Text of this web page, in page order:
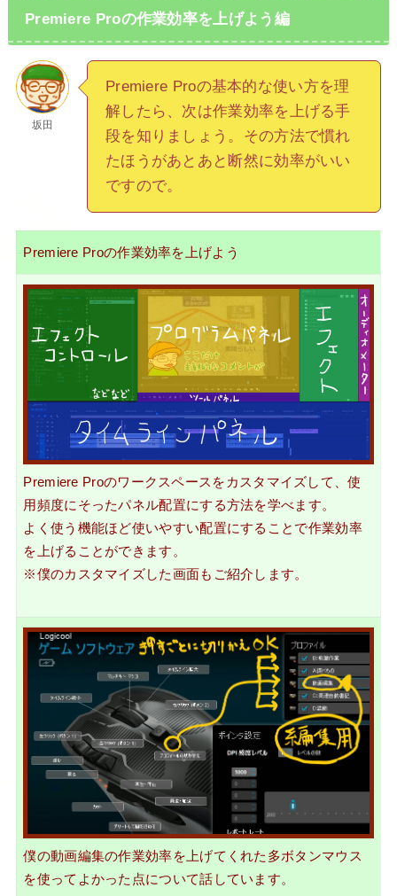
Premiere Proの作業効率を上げよう編
坂田
Premiere Proの基本的な使い方を理
解したら、次は作業効率を上げる手
段を知りましょう。その方法で慣れ
たほうがあとあと断然に効率がいい
ですので。
Premiere Proの作業効率を上げよう
Premiere Proのワークスペースをカスタマイズして、使
用頻度にそったパネル配置にする方法を学べます。
よく使う機能ほど使いやすい配置にすることで作業効率
を上げることができます。
※僕のカスタマイズした画面もご紹介します。
僕の動画編集の作業効率を上げてくれた 多ボタンマウス
を使ってよかった点について話しています。